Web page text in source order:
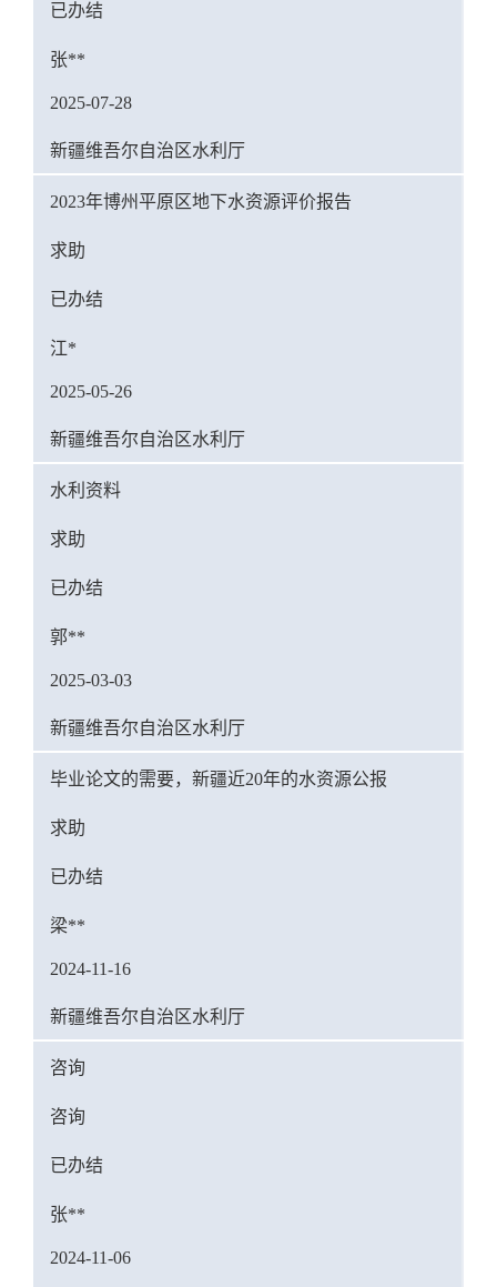
已办结
张**
2025-07-28
新疆维吾尔自治区水利厅
2023年博州平原区地下水资源评价报告
求助
已办结
江*
2025-05-26
新疆维吾尔自治区水利厅
水利资料
求助
已办结
郭**
2025-03-03
新疆维吾尔自治区水利厅
毕业论文的需要，新疆近20年的水资源公报
求助
已办结
梁**
2024-11-16
新疆维吾尔自治区水利厅
咨询
咨询
已办结
张**
2024-11-06